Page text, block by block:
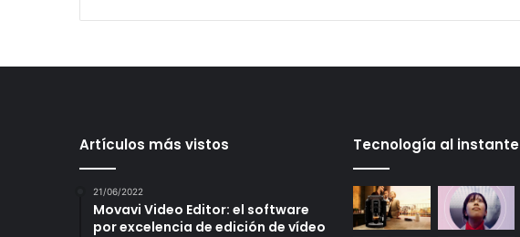
Artículos más vistos
21/06/2022
Movavi Video Editor: el software
por excelencia de edición de vídeo
Tecnología al instante